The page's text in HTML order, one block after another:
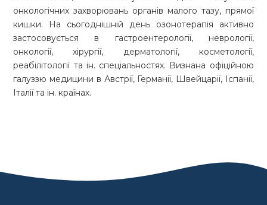
онкологічних захворювань органів малого тазу, прямої
кишки. На сьогоднішній день озонотерапія активно
застосовується в гастроентерології, неврології,
онкології, хірургії, дерматології, косметології,
реабілітології та ін. спеціальностях. Визнана офіційною
галуззю медицини в Австрії, Германії, Швейцарії, Іспанії,
Італії та ін. країнах.